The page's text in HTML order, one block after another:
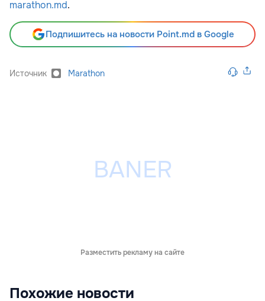
marathon.md.
Подпишитесь на новости Point.md в Google
Источник Marathon
Разместить рекламу на сайте
Похожие новости